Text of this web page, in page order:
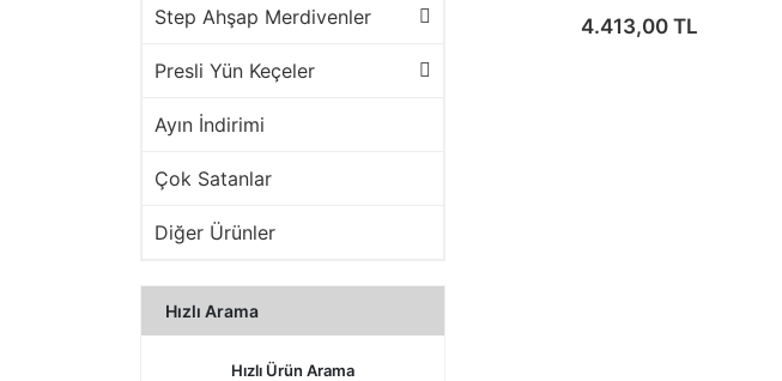
Step Ahşap Merdivenler
Presli Yün Keçeler
Ayın İndirimi
Çok Satanlar
Diğer Ürünler
Hızlı Arama
Hızlı Ürün Arama
4.413,00 TL